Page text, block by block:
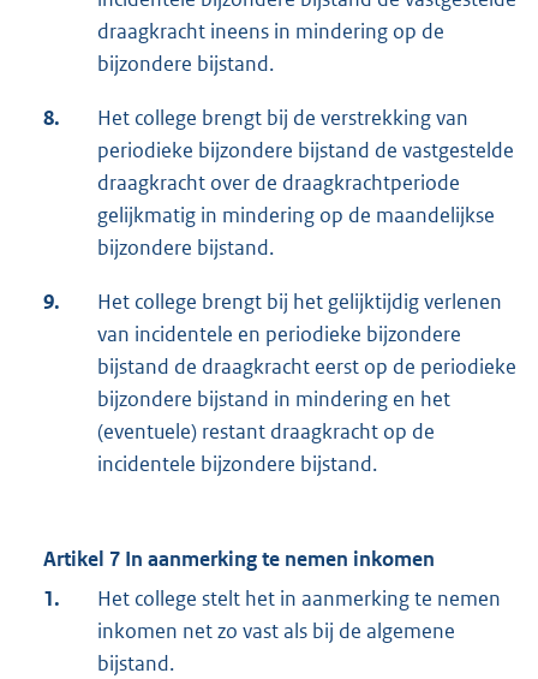
draagkracht ineens in mindering op de
bijzondere bijstand.
8.
Het college brengt bij de verstrekking van
periodieke bijzondere bijstand de vastgestelde
draagkracht over de draagkrachtperiode
gelijkmatig in mindering op de maandelijkse
bijzondere bijstand.
9.
Het college brengt bij het gelijktijdig verlenen
van incidentele en periodieke bijzondere
bijstand de draagkracht eerst op de periodieke
bijzondere bijstand in mindering en het
(eventuele) restant draagkracht op de
incidentele bijzondere bijstand.
Artikel 7 In aanmerking te nemen inkomen
1.
Het college stelt het in aanmerking te nemen
inkomen net zo vast als bij de algemene
bijstand.